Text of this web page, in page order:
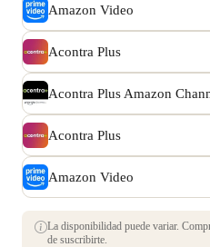
Amazon Video
Acontra Plus
Acontra Plus Amazon
Acontra Plus
Amazon Video
La disponibilidad puede variar.
de suscribirte.